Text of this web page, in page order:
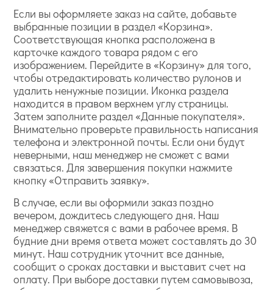
Если вы оформляете заказ на сайте, добавьте
выбранные позиции в раздел «Корзина».
Соответствующая кнопка расположена в
карточке каждого товара рядом с его
изображением. Перейдите в «Корзину» для того,
чтобы отредактировать количество рулонов и
удалить ненужные позиции. Иконка раздела
находится в правом верхнем углу страницы.
Затем заполните раздел «Данные покупателя».
Внимательно проверьте правильность написания
телефона и электронной почты. Если они будут
неверными, наш менеджер не сможет с вами
связаться. Для завершения покупки нажмите
кнопку «Отправить заявку».
В случае, если вы оформили заказ поздно
вечером, дождитесь следующего дня. Наш
менеджер свяжется с вами в рабочее время. В
будние дни время ответа может составлять до 30
минут. Наш сотрудник уточнит все данные,
сообщит о сроках доставки и выставит счет на
оплату. При выборе доставки путем самовывоза,